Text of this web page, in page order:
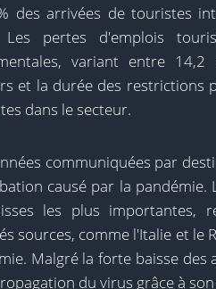
des arrivées de touristes
Les pertes d'emplois
variant entre
et la durée des restrictions
dans le secteur.
communiquées par
causé par la pandémie.
les plus importantes,
sources, comme l'Italie et le
Malgré la forte baisse des
du virus grâce à